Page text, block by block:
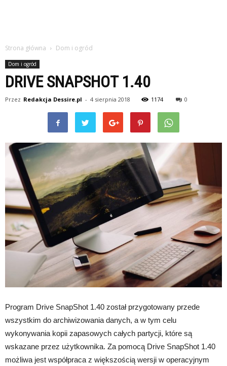
Strona główna Dom i ogród
Dom i ogród
DRIVE SNAPSHOT 1.40
Przez Redakcja Dessire.pl - 4 sierpnia 2018 1174 0
Program Drive SnapShot 1.40 został przygotowany przede
wszystkim do archiwizowania danych, a w tym celu
wykonywania kopii zapasowych całych partycji, które są
wskazane przez użytkownika. Za pomocą Drive SnapShot 1.40
możliwa jest współpraca z większością wersji w operacyjnym